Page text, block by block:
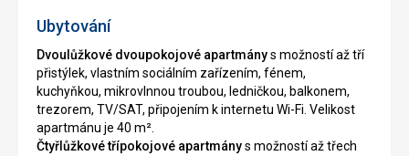
Ubytování
Dvoulůžkové dvoupokojové apartmánys možností až tří
přistýlek, vlastním sociálním zařízením, fénem,
kuchyňkou, mikrovlnnou troubou, ledničkou, balkonem,
trezorem, TV/SAT, připojením k internetu Wi-Fi. Velikost
apartmánu je 40 m².
Čtyřlůžkové třípokojové apartmánys možností až třech